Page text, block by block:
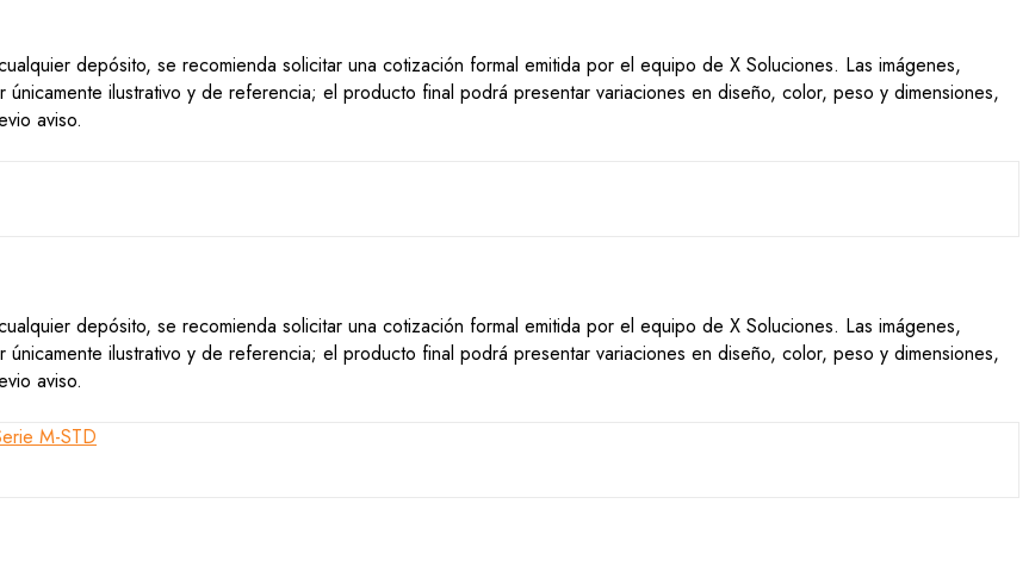
depósito, se recomienda solicitar una cotización formal emitida por el equipo de X Soluciones. Las imágenes,
ilustrativo y de referencia; el producto final podrá presentar variaciones en diseño, color, peso y dimensiones,
aviso.
depósito, se recomienda solicitar una cotización formal emitida por el equipo de X Soluciones. Las imágenes,
ilustrativo y de referencia; el producto final podrá presentar variaciones en diseño, color, peso y dimensiones,
aviso.